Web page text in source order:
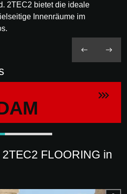
2TEC2 bietet die ideale
Innenräume im
FLOORING in